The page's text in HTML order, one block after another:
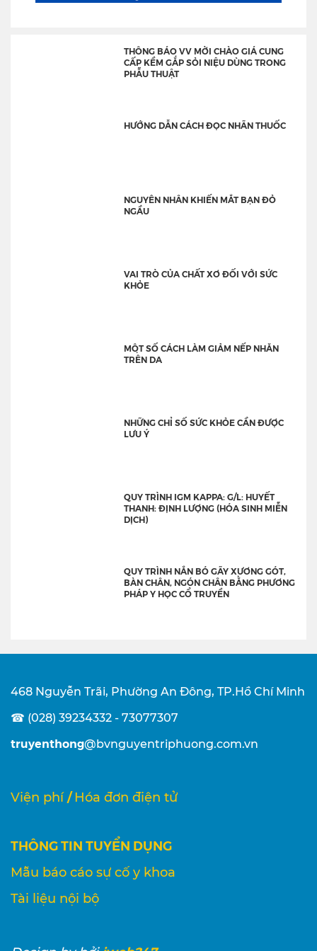
THÔNG BÁO VV MỜI CHÀO GIÁ CUNG
CẤP KỀM GẮP SỎI NIỆU DÙNG TRONG
PHẪU THUẬT
HƯỚNG DẪN CÁCH ĐỌC NHÃN THUỐC
NGUYÊN NHÂN KHIẾN MẮT BẠN ĐỎ
NGẦU
VAI TRÒ CỦA CHẤT XƠ ĐỐI VỚI SỨC
KHỎE
MỘT SỐ CÁCH LÀM GIẢM NẾP NHĂN
TRÊN DA
NHỮNG CHỈ SỐ SỨC KHỎE CẦN ĐƯỢC
LƯU Ý
QUY TRÌNH IGM KAPPA: G/L: HUYẾT
THANH: ĐỊNH LƯỢNG (HÓA SINH MIỄN
DỊCH)
QUY TRÌNH NẮN BÓ GÃY XƯƠNG GÓT,
BÀN CHÂN, NGÓN CHÂN BẰNG PHƯƠNG
PHÁP Y HỌC CỔ TRUYỀN
468 Nguyễn Trãi, Phường An Đông, TP.Hồ Chí Minh
☎ (028) 39234332 - 73077307
truyenthong@bvnguyentriphuong.com.vn
Viện phí / Hóa đơn điện tử
THÔNG TIN TUYỂN DỤNG
Mẫu báo cáo sự cố y khoa
Tài liệu nội bộ